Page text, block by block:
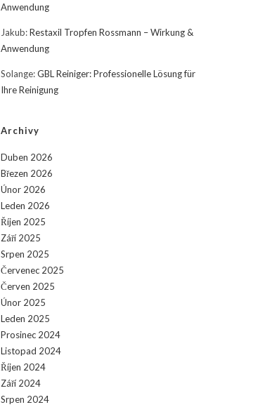
Anwendung
Jakub:Restaxil Tropfen Rossmann – Wirkung &
Anwendung
Solange:GBL Reiniger: Professionelle Lösung für
Ihre Reinigung
Archivy
Duben 2026
Březen 2026
Únor 2026
Leden 2026
Říjen 2025
Září 2025
Srpen 2025
Červenec 2025
Červen 2025
Únor 2025
Leden 2025
Prosinec 2024
Listopad 2024
Říjen 2024
Září 2024
Srpen 2024